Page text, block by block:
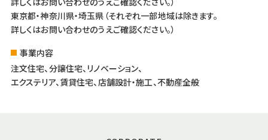
東京都・神奈川県・埼玉県（それぞれ一部地域は除きます。
詳しくはお問い合わせのうえご確認ください。）
事業内容
注文住宅、分譲住宅、リノベーション、
エクステリア、賃貸住宅、店舗設計・施工、不動産全般